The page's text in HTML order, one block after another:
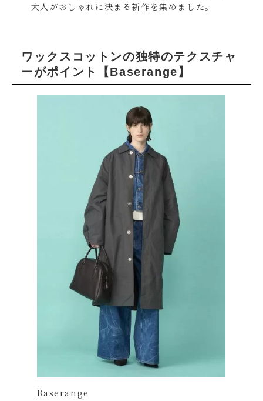
大人がおしゃれに決まる新作を集めました。
ワックスコットンの独特のテクスチャ
ーがポイント
【Baserange】
Baserange